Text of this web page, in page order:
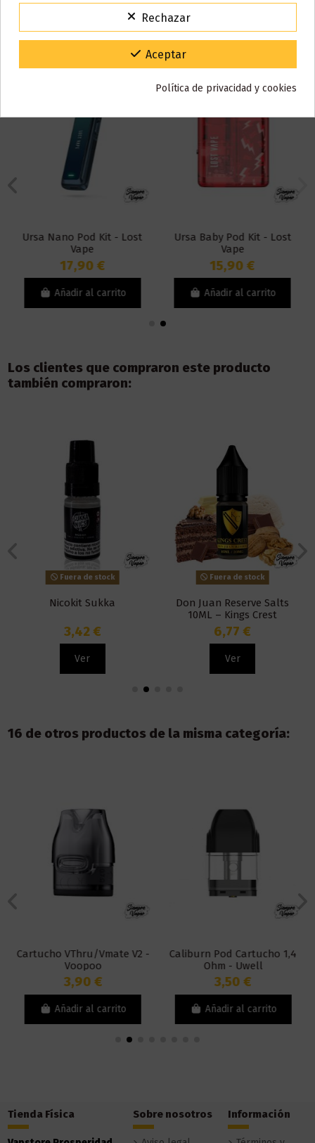
También puede que te guste
Ursa Nano Pod Kit - Lost
Vape
17,90 €
Añadir al carrito
Ursa Baby Pod Kit - Lost
Vape
15,90 €
Añadir al carrito
Los clientes que compraron este producto
también compraron:
Fuera de stock
Nicokit Sukka
3,42 €
Ver
Fuera de stock
Don Juan Reserve Salts
10ML – Kings Crest
6,77 €
Ver
16 de otros productos de la misma categoría:
Cartucho VThru/Vmate V2 -
Voopoo
3,90 €
Añadir al carrito
Caliburn Pod Cartucho 1,4
Ohm - Uwell
3,50 €
Añadir al carrito
Tienda Física Sobre nosotros Información
Código:VACACIONES15
Gracias por tu paciencia y por seguir confiando en nosotros.
Rechazar
Aceptar
Política de privacidad y cookies